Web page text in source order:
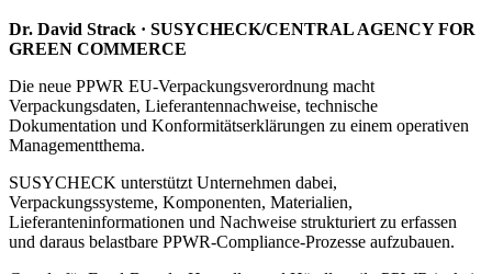
Dr. David Strack · SUSYCHECK/CENTRAL AGENCY FOR
GREEN COMMERCE
Die neue PPWR EU-Verpackungsverordnung macht
Verpackungsdaten, Lieferantennachweise, technische
Dokumentation und Konformitätserklärungen zu einem operativen
Managementthema.
SUSYCHECK unterstützt Unternehmen dabei,
Verpackungssysteme, Komponenten, Materialien,
Lieferanteninformationen und Nachweise strukturiert zu erfassen
und daraus belastbare PPWR-Compliance-Prozesse aufzubauen.